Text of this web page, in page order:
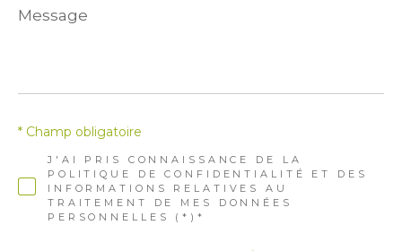
Message
*
J'AI PRIS CONNAISSANCE DE LA
POLITIQUE DE CONFIDENTIALITÉ ET DES
INFORMATIONS RELATIVES AU
TRAITEMENT DE MES DONNÉES
PERSONNELLES (*)*
* Champ obligatoire